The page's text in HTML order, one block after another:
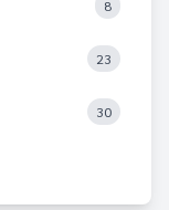
8
23
30